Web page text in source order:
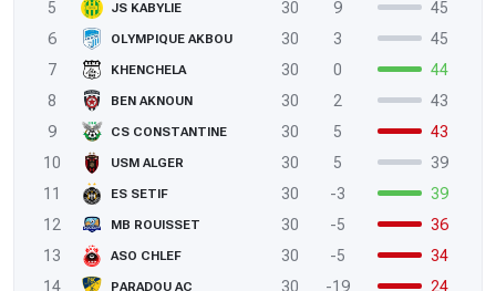
5
JS KABYLIE 30 9
45
6
OLYMPIQUE AKBOU 30 3
45
7
KHENCHELA 30 0
44
8
BEN AKNOUN 30 2
43
9
CS CONSTANTINE 30 5
43
10
USM ALGER 30 5
39
11
ES SETIF 30 -3
39
12
MB ROUISSET 30 -5
36
13
ASO CHLEF 30 -5
34
14
PARADOU AC 30 -19
24